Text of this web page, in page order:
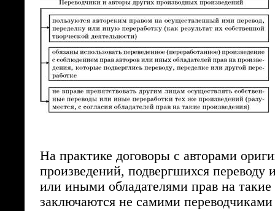
На практике договоры с авторами
произведений, подвергшихся переводу
или иными обладателями прав на такие
заключаются не самими